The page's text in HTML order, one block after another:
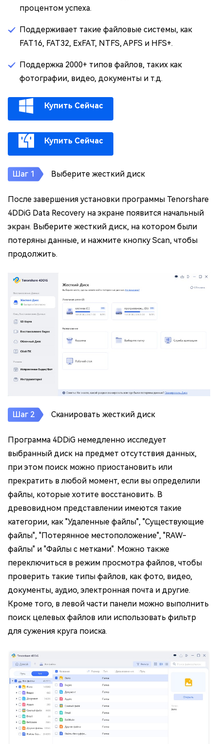
процентом успеха.
Поддерживает такие файловые системы, как
FAT16, FAT32, ExFAT, NTFS, APFS и HFS+.
Поддержка 2000+ типов файлов, таких как
фотографии, видео, документы и т.д.
Купить Сейчас
Купить Сейчас
Выберите жесткий диск
После завершения установки программы Tenorshare
4DDiG Data Recovery на экране появится начальный
экран. Выберите жесткий диск, на котором были
потеряны данные, и нажмите кнопку Scan, чтобы
продолжить.
Сканировать жесткий диск
Программа 4DDiG немедленно исследует
выбранный диск на предмет отсутствия данных,
при этом поиск можно приостановить или
прекратить в любой момент, если вы определили
файлы, которые хотите восстановить. В
древовидном представлении имеются такие
категории, как "Удаленные файлы", "Существующие
файлы", "Потерянное местоположение", "RAW-
файлы" и "Файлы с метками". Можно также
переключиться в режим просмотра файлов, чтобы
проверить такие типы файлов, как фото, видео,
документы, аудио, электронная почта и другие.
Кроме того, в левой части панели можно выполнить
поиск целевых файлов или использовать фильтр
для сужения круга поиска.